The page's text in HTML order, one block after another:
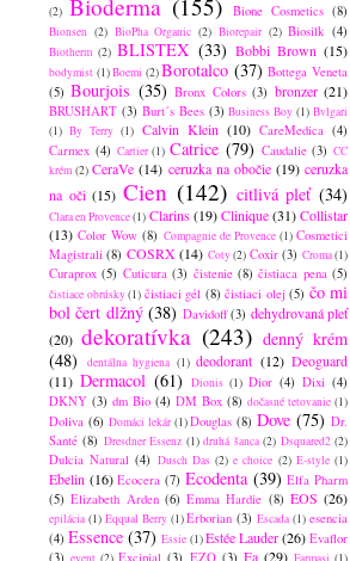
(2) Bioderma (155) Bione Cosmetics (8)
Bionsen (2) BioPha Organic (2) Biorepair (2) Biosilk (4)
Biotherm (2) BLISTEX (33) Bobbi Brown (15)
bodymist (1)Boemi (2)Borotalco (37) Bottega Veneta
(5) Bourjois (35) Bronx Colors (3) bronzer (21)
BRUSHART (3) Burt´s Bees (3) Business Boy (1) Bvlgari
(1) By Terry (1) Calvin Klein (10) CareMedica (4)
Carmex (4) Cartier (1) Catrice (79) Caudalie (3) CC
krém (2) CeraVe (14) ceruzka na obočie (19) ceruzka
na oči (15) Cien (142) citlivá pleť (34)
Clara en Provence(1) Clarins (19) Clinique (31)Collistar
(13) Color Wow (8) Compagnie de Provence (1) Cosmetici
Magistrali (8) COSRX (14) Coty(2) Coxir (3) Croma(1)
Curaprox (5) Cuticura (3) čistenie (8) čistiaca pena (5)
čistiace obrúsky(1) čistiaci gél (8) čistiaci olej (5) čo mi
bol čert dlžný (38) Davidoff (3) dehydrovaná pleť
(20) dekoratívka (243) denný krém
(48)
dentálna hygiena (1) deodorant (12) Deoguard
(11) Dermacol (61) Dionis (1) Dior (4) Dixi (4)
DKNY (3) dm Bio (4) DM Box (8) dočasné tetovanie (1)
Doliva (6) Domáci lekár (1) Douglas (8) Dove (75) Dr.
Santé (8) Dresdner Essenz (1) druhá šanca (2) Dsquared2 (2)
Dulcia Natural (4) Dusch Das (2) e choice (2) E-style (1)
Ebelin (16) Ecocera (7) Ecodenta (39) Elfa Pharm
(5) Elizabeth Arden (6) Emma Hardie (8) EOS (26)
epilácia (1) Eqqual Berry (1) Erborian (3) Escada (1) esencia
(4) Essence (37) Essie (1)Estée Lauder (26) Evaflor
(3) event (2) Excipial (3) EZO (3) Fa (29) Farmasi (1)